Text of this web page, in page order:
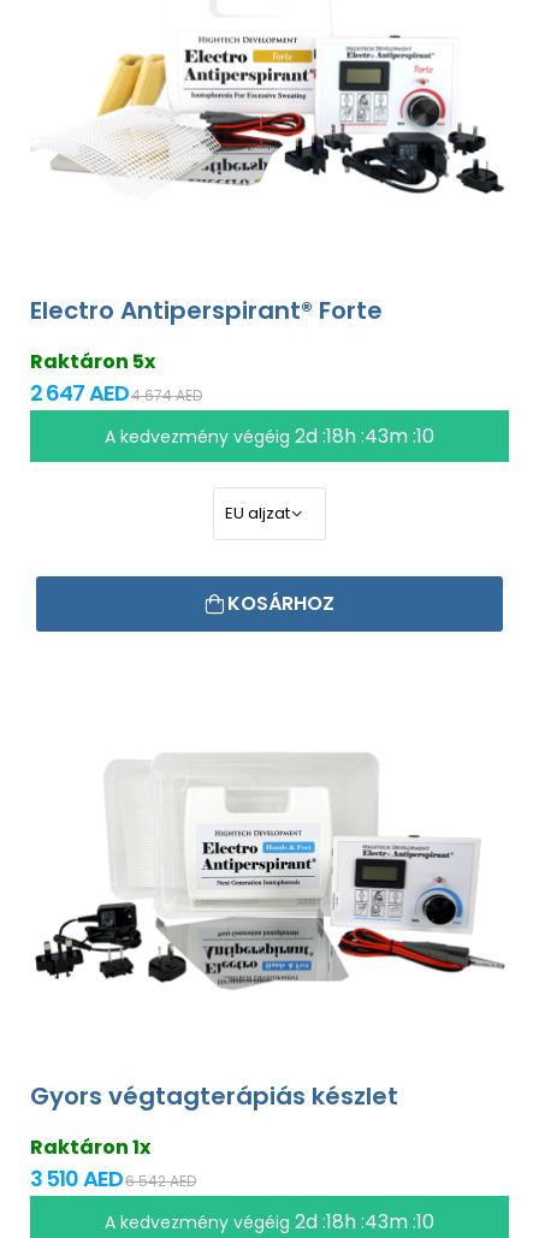
Electro Antiperspirant® Forte
Raktáron 5x
2 647 AED4 674 AED
A kedvezmény végéig 2d :18h :43m :09
KOSÁRHOZ
Gyors végtagterápiás készlet
Raktáron 1x
3 510 AED6 542 AED
A kedvezmény végéig 2d :18h :43m :09